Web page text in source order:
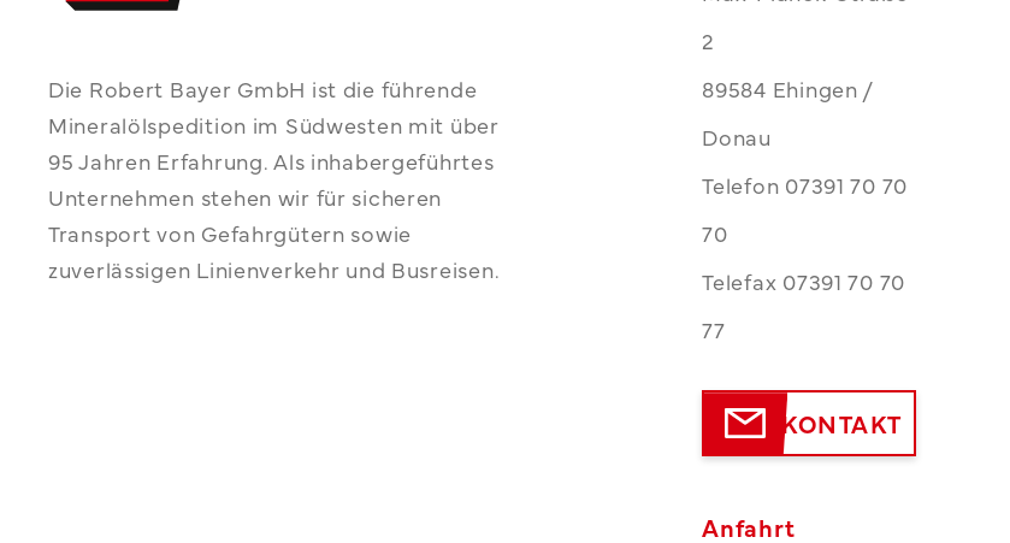
Die Robert Bayer GmbH ist die führende
Mineralölspedition im Südwesten mit über
95 Jahren Erfahrung. Als inhabergeführtes
Unternehmen stehen wir für sicheren
Transport von Gefahrgütern sowie
zuverlässigen Linienverkehr und Busreisen.
2
89584 Ehingen /
Donau
Telefon 07391 70 70
70
Telefax 07391 70 70
77
KONTAKT
Anfahrt